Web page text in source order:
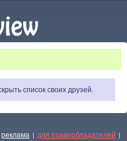
список своих друзей.
реклама | для правообладателей |